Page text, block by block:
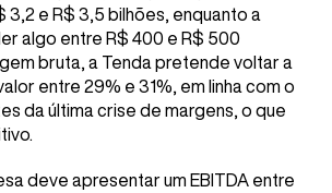
3,2 e R$ 3,5 bilhões, enquanto a
algo entre R$ 400 e R$ 500
bruta, a Tenda pretende voltar a
entre 29% e 31%, em linha com o
da última crise de margens, o que
deve apresentar um EBITDA entre